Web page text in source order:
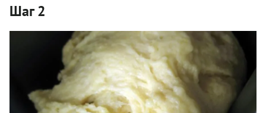
Шаг 2